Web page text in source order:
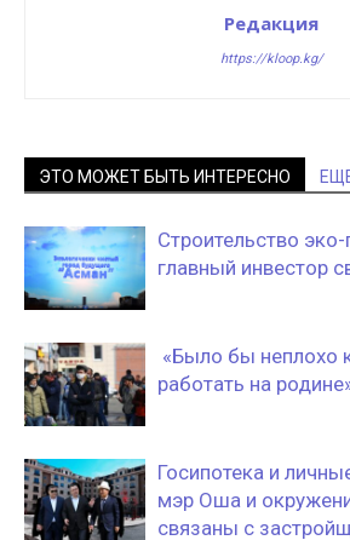
Редакция
https://kloop.kg/
ЭТО МОЖЕТ БЫТЬ ИНТЕРЕСНО
Строительство
главный инвестор
«Было бы неплохо
работать на
Госипотека и
мэр Оша и
связаны с